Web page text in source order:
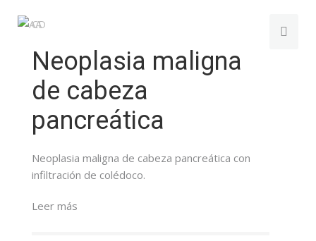
Neoplasia maligna
de cabeza
pancreática
Neoplasia maligna de cabeza pancreática con
infiltración de colédoco.
Leer más